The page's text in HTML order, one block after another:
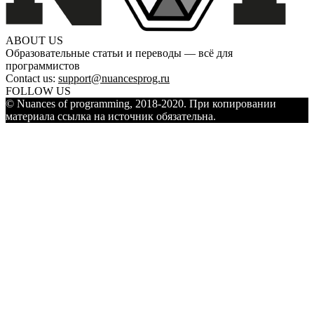
ABOUT US
Образовательные статьи и переводы — всё для
программистов
Contact us: support@nuancesprog.ru
FOLLOW US
© Nuances of programming, 2018-2020. При копировании
материала ссылка на источник обязательна.